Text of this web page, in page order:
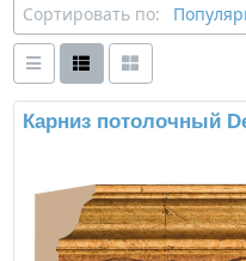
Сортировать по:
Карниз потолочный